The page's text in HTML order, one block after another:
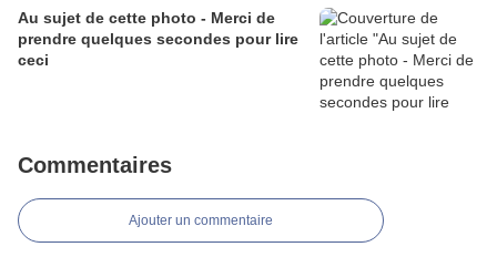
Au sujet de cette photo - Merci de
prendre quelques secondes pour lire
ceci
Commentaires
Ajouter un commentaire